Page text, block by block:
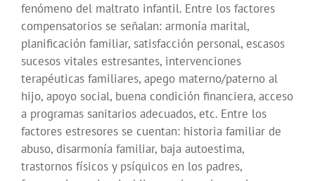
fenómeno del maltrato infantil. Entre los factores
compensatorios se señalan: armonía marital,
planificación familiar, satisfacción personal, escasos
sucesos vitales estresantes, intervenciones
terapéuticas familiares, apego materno/paterno al
hijo, apoyo social, buena condición financiera, acceso
a programas sanitarios adecuados, etc. Entre los
factores estresores se cuentan: historia familiar de
abuso, disarmonía familiar, baja autoestima,
trastornos físicos y psíquicos en los padres,